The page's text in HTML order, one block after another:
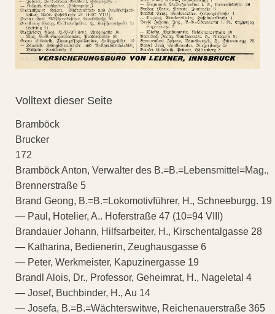
Volltext dieser Seite
Bramböck
Brucker
172
Bramböck Anton, Verwalter des B.=B.=Lebensmittel=Mag.,
Brennerstraße 5
Brand Geong, B.=B.=Lokomotivführer, H., Schneeburgg. 19
— Paul, Hotelier, A.. Hoferstraße 47 (10=94 VIII)
Brandauer Johann, Hilfsarbeiter, H., Kirschentalgasse 28
— Katharina, Bedienerin, Zeughausgasse 6
— Peter, Werkmeister, Kapuzinergasse 19
Brandl Alois, Dr., Professor, Geheimrat, H., Nageletal 4
— Josef, Buchbinder, H., Au 14
— Josefa, B.=B.=Wächterswitwe, Reichenauerstraße 365